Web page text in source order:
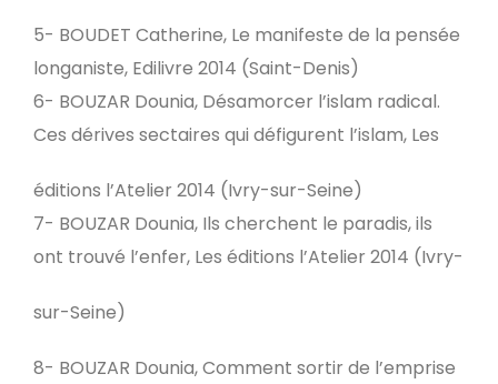
5- BOUDET Catherine, Le manifeste de la pensée
longaniste, Edilivre 2014 (Saint-Denis)
6- BOUZAR Dounia, Désamorcer l’islam radical.
Ces dérives sectaires qui défigurent l’islam, Les
éditions l’Atelier 2014 (Ivry-sur-Seine)
7- BOUZAR Dounia, Ils cherchent le paradis, ils
ont trouvé l’enfer, Les éditions l’Atelier 2014 (Ivry-
sur-Seine)
8- BOUZAR Dounia, Comment sortir de l’emprise